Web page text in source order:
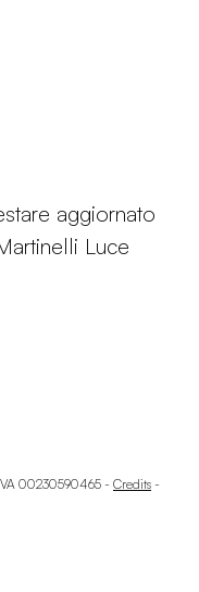
aggiornato
Luce
00230590465 - Credits -